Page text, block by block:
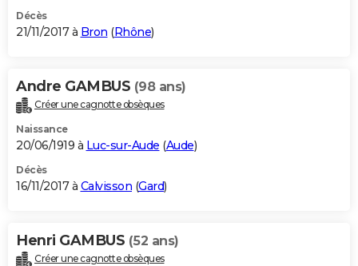
Décès
21/11/2017 à Bron (Rhône)
Andre GAMBUS (98 ans)
Créer une cagnotte obsèques
Naissance
20/06/1919 à Luc-sur-Aude (Aude)
Décès
16/11/2017 à Calvisson (Gard)
Henri GAMBUS (52 ans)
Créer une cagnotte obsèques